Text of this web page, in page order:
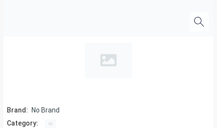
Brand:
No Brand
Category: